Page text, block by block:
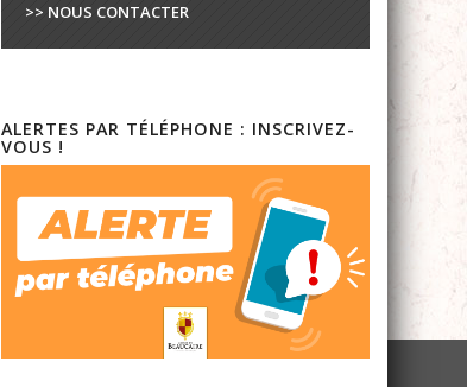
>> NOUS CONTACTER
ALERTES PAR TÉLÉPHONE : INSCRIVEZ-
VOUS !